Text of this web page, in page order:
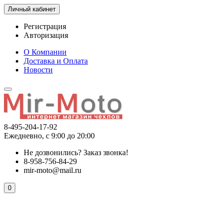
Личный кабинет
Регистрация
Авторизация
О Компании
Доставка и Оплата
Новости
8-495-204-17-92
Ежедневно, с 9:00 до 20:00
Не дозвонились? Заказ звонка!
8-958-756-84-29
mir-moto@mail.ru
0